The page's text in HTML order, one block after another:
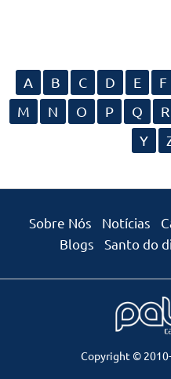
A B C D E F
M
N O P Q R
Y
Sobre Nós Notícias
Blogs
Santo do
Copyright ©